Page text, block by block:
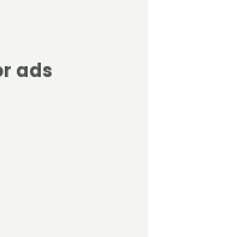
ads